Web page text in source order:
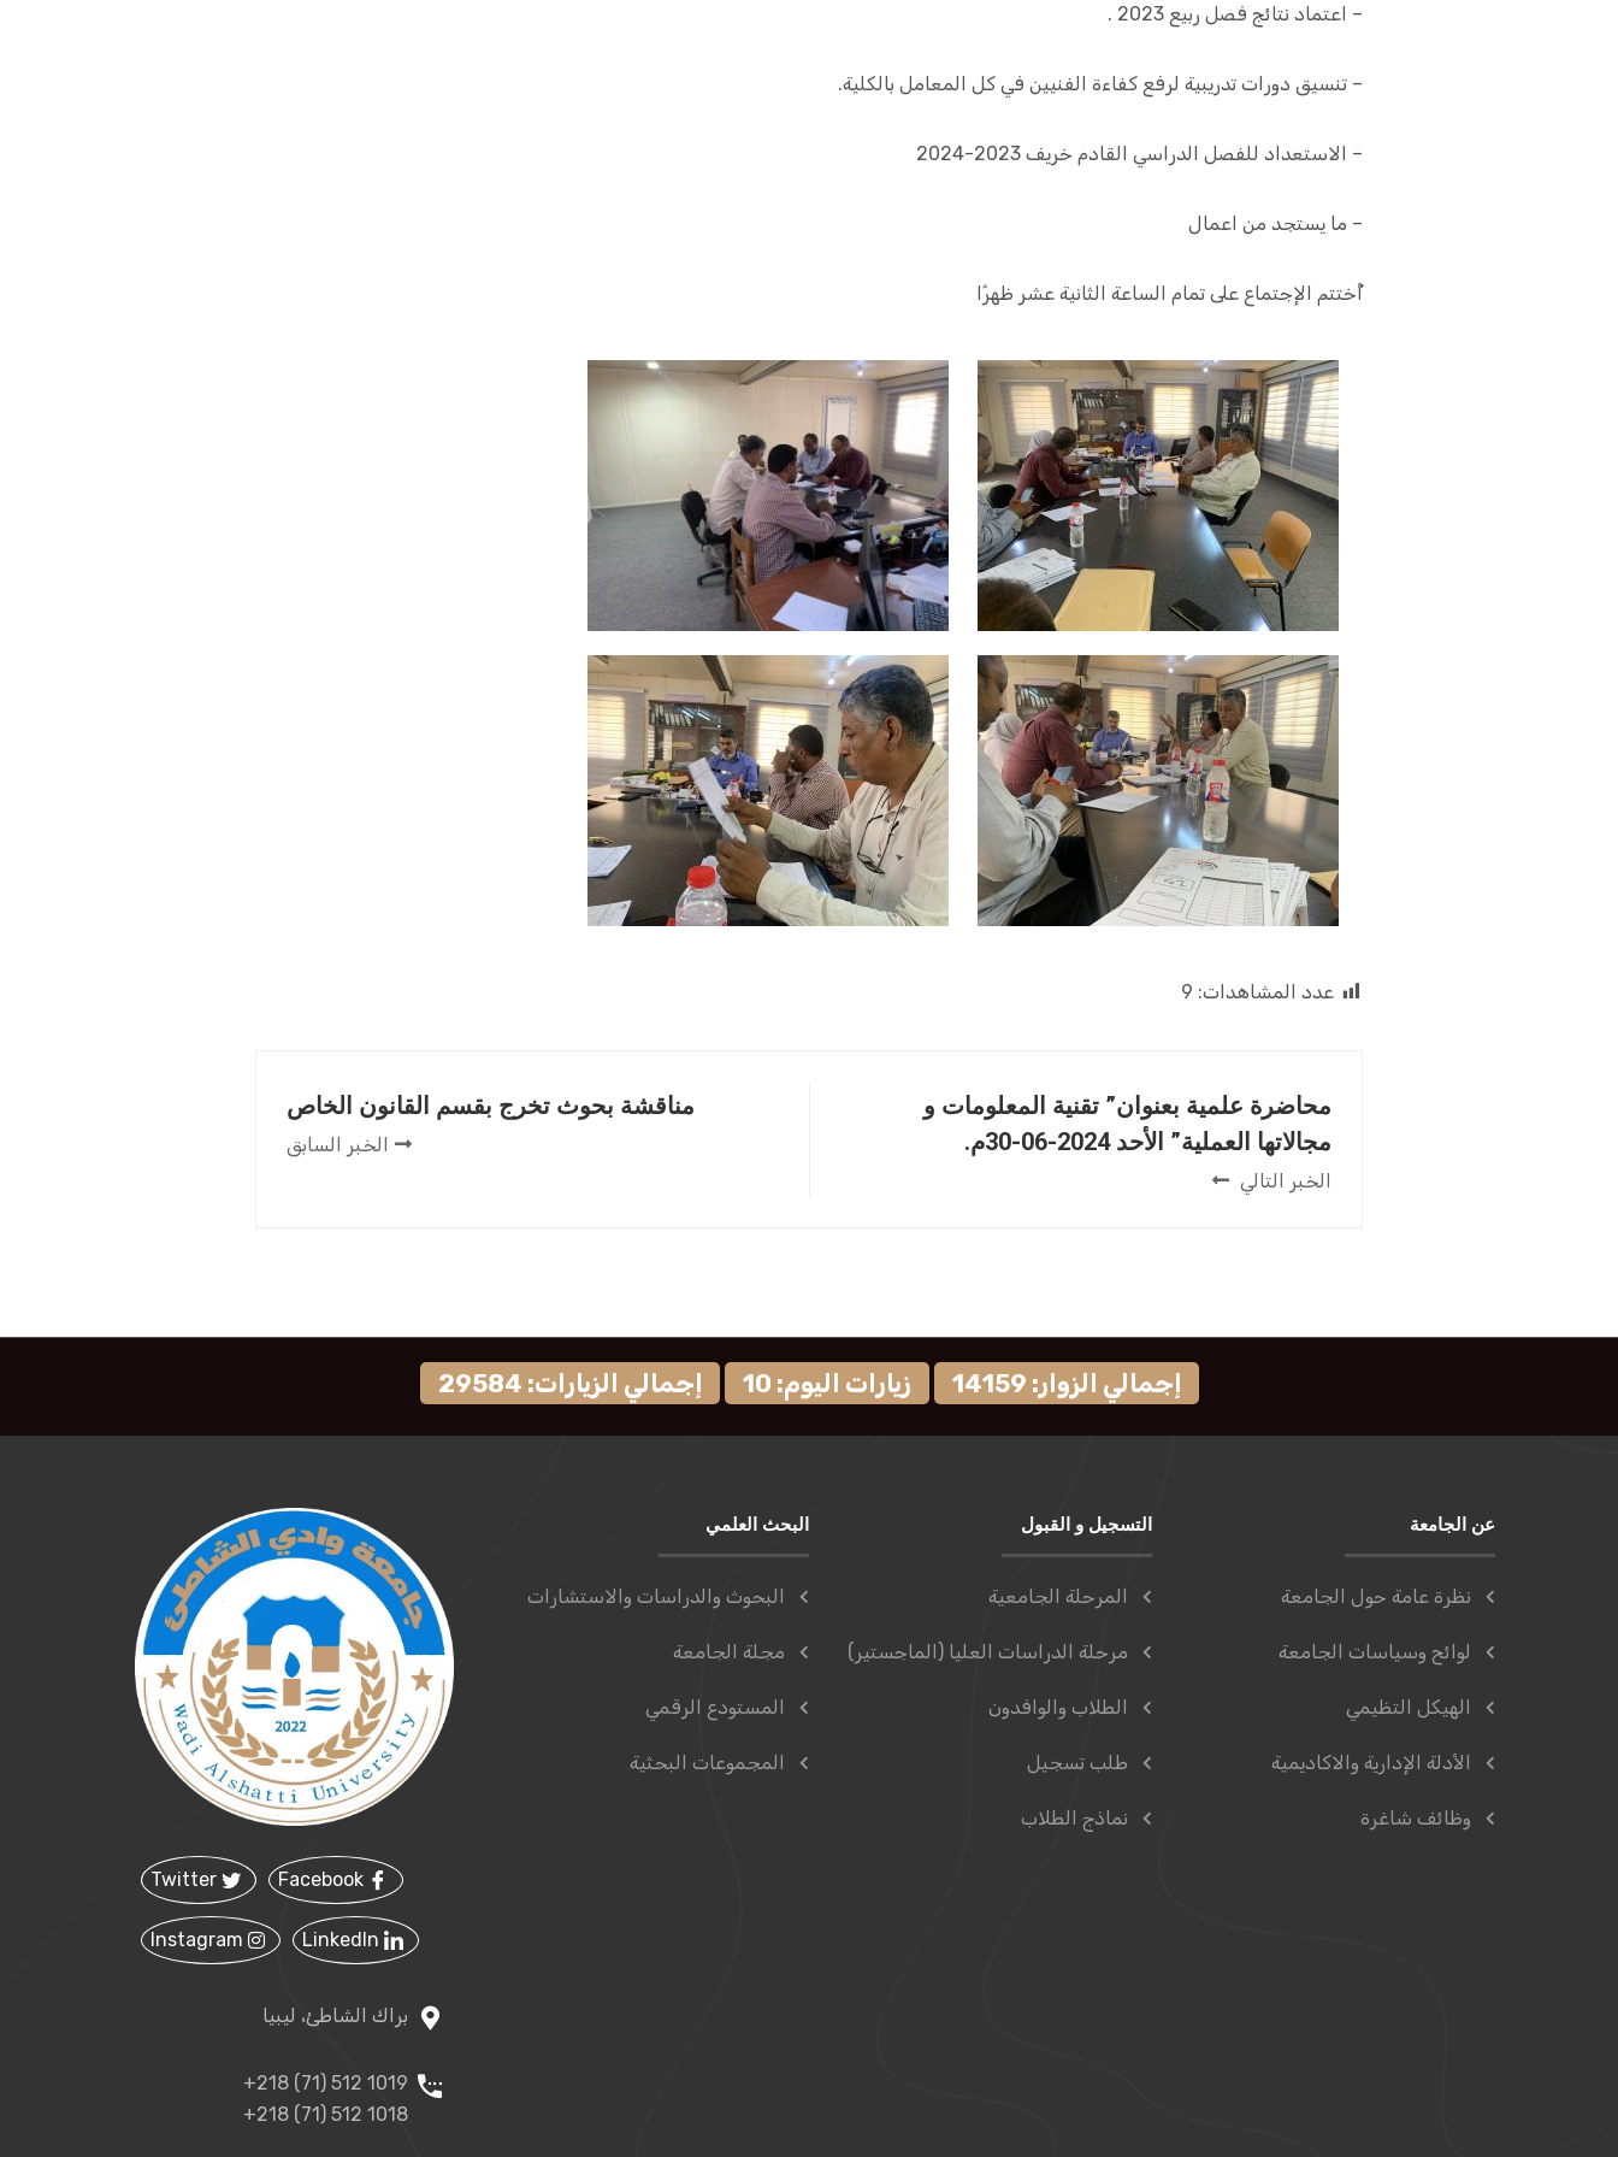
– اعتماد نتائج فصل ربيع 2023 .
– تنسيق دورات تدريبية لرفع كفاءة الفنيين في كل المعامل بالكلية.
– الاستعداد للفصل الدراسي القادم خريف 2023-2024
– ما يستجد من اعمال
أُختتم الإجتماع على تمام الساعة الثانية عشر ظهرًا
عدد المشاهدات: 9
مناقشة بحوث تخرج بقسم القانون الخاص
الخبر السابق
محاضرة علمية بعنوان” تقنية المعلومات و
مجالاتها العملية” الأحد 2024-06-30م.
الخبر التالي
إجمالي الزوار: 14159 زيارات اليوم: 10 إجمالي الزيارات: 29584
عن الجامعة
نظرة عامة حول الجامعة
لوائح وسياسات الجامعة
الهيكل التظيمي
الأدلة الإدارية والاكاديمية
وظائف شاغرة
التسجيل و القبول
المرحلة الجامعية
مرحلة الدراسات العليا (الماجستير)
الطلاب والوافدون
طلب تسجيل
نماذج الطلاب
البحث العلمي
البحوث والدراسات والاستشارات
مجلة الجامعة
المستودع الرقمي
المجموعات البحثية
براك الشاطئ، ليبيا
+218 (71) 512 1019
+218 (71) 512 1018